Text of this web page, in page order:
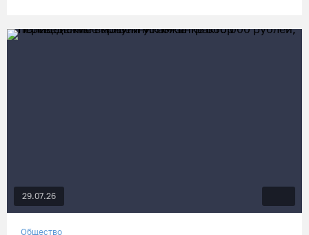
29.07.26
Общество